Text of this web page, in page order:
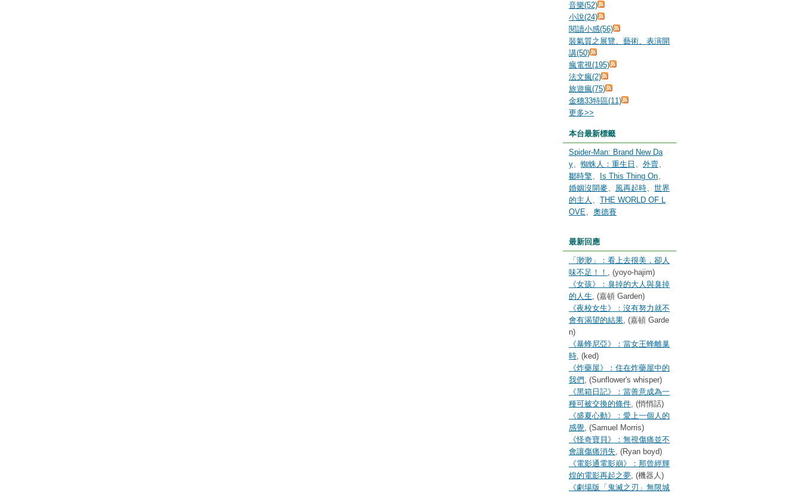
音樂(52)
小說(24)
閱讀小感(56)
裝氣質之展覽、藝術、表演開
講(50)
瘋電視(195)
法文瘋(2)
旅遊瘋(75)
金穗33特區(11)
更多>>
本台最新標籤
Spider-Man: Brand New Da
y、 蜘蛛人：重生日 、 外賣、
鄒時擎、 Is This Thing On、
婚姻沒開麥、 風再起時、 世界
的主人 、 THE WORLD OF L
OVE、 奧德賽
最新回應
「渺渺」：看上去很美，卻人
味不足！！ , (yoyo-hajim)
《女孩》：臭掉的大人與臭掉
的人生, (嘉頓 Garden)
《夜校女生》：沒有努力就不
會有渴望的結果, (嘉頓 Garde
n)
《暴蜂尼亞》：當女王蜂離巢
時, (ked)
《炸藥屋》：住在炸藥屋中的
我們, (Sunflower's whisper)
《黑箱日記》：當善意成為一
種可被交換的條件, (悄悄話)
《盛夏心動》：愛上一個人的
感覺, (Samuel Morris)
《怪奇寶貝》：無視傷痛並不
會讓傷痛消失, (Ryan boyd)
《電影通電影崩》：那曾經輝
煌的電影再起之夢, (機器人)
《劇場版「鬼滅之刃」無限城